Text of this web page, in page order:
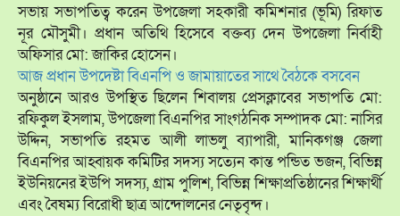
সভায় সভাপতিত্ব করেন উপজেলা সহকারী কমিশনার (ভূমি) রিফাত
নূর মৌসুমী। প্রধান অতিথি হিসেবে বক্তব্য দেন উপজেলা নির্বাহী
অফিসার মো: জাকির হোসেন।
আজ প্রধান উপদেষ্টা বিএনপি ও জামায়াতের সাথে বৈঠকে বসবেন
অনুষ্ঠানে আরও উপস্থিত ছিলেন শিবালয় প্রেসক্লাবের সভাপতি মো:
রফিকুল ইসলাম, উপজেলা বিএনপির সাংগঠনিক সম্পাদক মো: নাসির
উদ্দিন, সভাপতি রহমত আলী লাভলু ব্যাপারী, মানিকগঞ্জ জেলা
বিএনপির আহ্বায়ক কমিটির সদস্য সত্যেন কান্ত পন্ডিত ভজন, বিভিন্ন
ইউনিয়নের ইউপি সদস্য, গ্রাম পুলিশ, বিভিন্ন শিক্ষাপ্রতিষ্ঠানের শিক্ষার্থী
এবং বৈষম্য বিরোধী ছাত্র আন্দোলনের নেতৃবৃন্দ।